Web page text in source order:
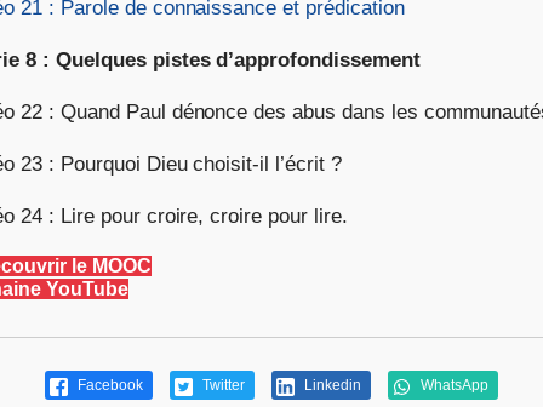
21 : Parole de connaissance et prédication
8 : Quelques pistes d’approfondissement
22 : Quand Paul dénonce des abus dans les
23 : Pourquoi Dieu choisit-il l’écrit ?
24 : Lire pour croire, croire pour lire.
le MOOC
YouTube
Facebook Twitter Linkedin WhatsApp